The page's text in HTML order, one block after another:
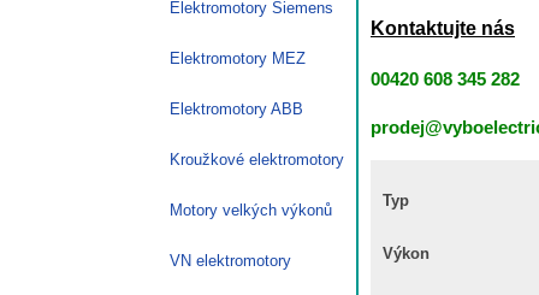
Kontaktujte nás
00420 608 345 282
Typ
Výkon
Elektromotory Siemens
Elektromotory MEZ
Elektromotory ABB
Kroužkové elektromotory
Motory velkých výkonů
VN elektromotory